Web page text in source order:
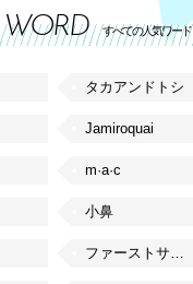
すべての人気ワード
タカアンドトシ
Jamiroquai
m·a·c
小鼻
ファーストサマーウイカ